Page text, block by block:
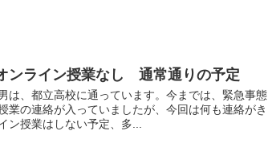
ライン授業なし 通常通りの予定
は、都立高校に通っています。今までは、緊急事態
業の連絡が入っていましたが、今回は何も連絡がき
ン授業はしない予定、多...